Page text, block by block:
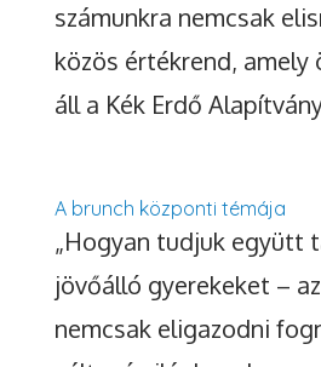
számunkra nemcsak
közös értékrend, amely
áll a Kék Erdő
A brunch központi témája
„Hogyan tudjuk együtt
jövőálló gyerekeket –
nemcsak eligazodni